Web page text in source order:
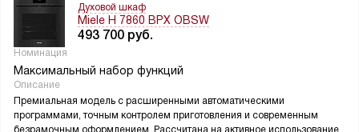
Духовой шкаф
Miele H 7860 BPX OBSW
493 700 руб.
Номинация
Максимальный набор функций
Описание
Премиальная модель с расширенными автоматическими
программами, точным контролем приготовления и современным